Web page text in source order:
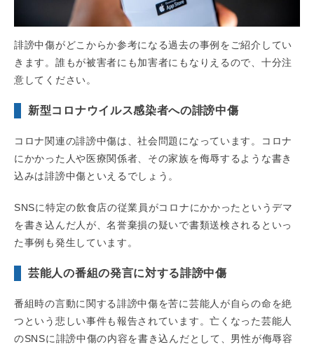
誹謗中傷がどこからか参考になる過去の事例をご紹介してい
きます。誰もが被害者にも加害者にもなりえるので、十分注
意してください。
新型コロナウイルス感染者への誹謗中傷
コロナ関連の誹謗中傷は、社会問題になっています。コロナ
にかかった人や医療関係者、その家族を侮辱するような書き
込みは誹謗中傷といえるでしょう。
SNSに特定の飲食店の従業員がコロナにかかったというデマ
を書き込んだ人が、名誉棄損の疑いで書類送検されるといっ
た事例も発生しています。
芸能人の番組の発言に対する誹謗中傷
番組時の言動に関する誹謗中傷を苦に芸能人が自らの命を絶
つという悲しい事件も報告されています。亡くなった芸能人
のSNSに誹謗中傷の内容を書き込んだとして、男性が侮辱容